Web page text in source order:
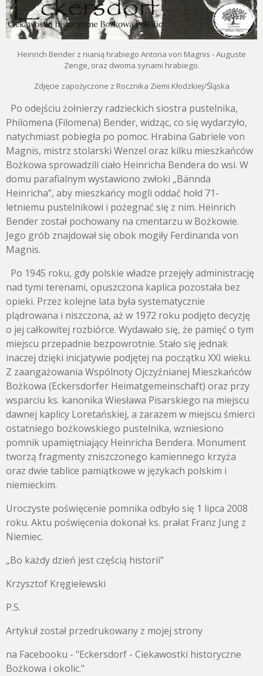
Heinrich Bender z nianią hrabiego Antona von Magnis - Auguste
Zenge, oraz dwoma synami hrabiego.
Zdjęcie zapożyczone z Rocznika Ziemi Kłodzkiej/Śląska
Po odejściu żołnierzy radzieckich siostra pustelnika,
Philomena (Filomena) Bender, widząc, co się wydarzyło,
natychmiast pobiegła po pomoc. Hrabina Gabriele von
Magnis, mistrz stolarski Wenzel oraz kilku mieszkańców
Bożkowa sprowadzili ciało Heinricha Bendera do wsi. W
domu parafialnym wystawiono zwłoki „Bännda
Heinricha”, aby mieszkańcy mogli oddać hołd 71-
letniemu pustelnikowi i pożegnać się z nim. Heinrich
Bender został pochowany na cmentarzu w Bożkowie.
Jego grób znajdował się obok mogiły Ferdinanda von
Magnis.
Po 1945 roku, gdy polskie władze przejęły administrację
nad tymi terenami, opuszczona kaplica pozostała bez
opieki. Przez kolejne lata była systematycznie
plądrowana i niszczona, aż w 1972 roku podjęto decyzję
o jej całkowitej rozbiórce. Wydawało się, że pamięć o tym
miejscu przepadnie bezpowrotnie. Stało się jednak
inaczej dzięki inicjatywie podjętej na początku XXI wieku.
Z zaangażowania Wspólnoty Ojczyźnianej Mieszkańców
Bożkowa (Eckersdorfer Heimatgemeinschaft) oraz przy
wsparciu ks. kanonika Wiesława Pisarskiego na miejscu
dawnej kaplicy Loretańskiej, a zarazem w miejscu śmierci
ostatniego bożkowskiego pustelnika, wzniesiono
pomnik upamiętniający Heinricha Bendera. Monument
tworzą fragmenty zniszczonego kamiennego krzyża
oraz dwie tablice pamiątkowe w językach polskim i
niemieckim.
Uroczyste poświęcenie pomnika odbyło się 1 lipca 2008
roku. Aktu poświęcenia dokonał ks. prałat Franz Jung z
Niemiec.
„Bo każdy dzień jest częścią historii”
Krzysztof Kręgielewski
P.S.
Artykuł został przedrukowany z mojej strony
na Facebooku - "Eckersdorf - Ciekawostki historyczne
Bożkowa i okolic."